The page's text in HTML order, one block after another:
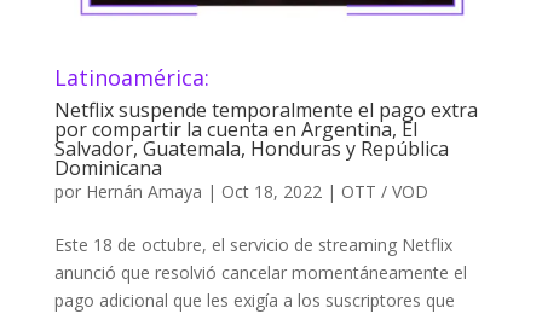
Latinoamérica:
Netflix suspende temporalmente el pago extra
por compartir la cuenta en Argentina, El
Salvador, Guatemala, Honduras y República
Dominicana
por Hernán Amaya | Oct 18, 2022 | OTT / VOD
Este 18 de octubre, el servicio de streaming Netflix
anunció que resolvió cancelar momentáneamente el
pago adicional que les exigía a los suscriptores que